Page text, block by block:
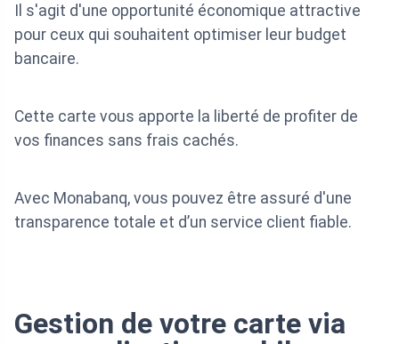
Il s'agit d'une opportunité économique attractive
pour ceux qui souhaitent optimiser leur budget
bancaire.
Cette carte vous apporte la liberté de profiter de
vos finances sans frais cachés.
Avec Monabanq, vous pouvez être assuré d'une
transparence totale et d’un service client fiable.
Gestion de votre carte via